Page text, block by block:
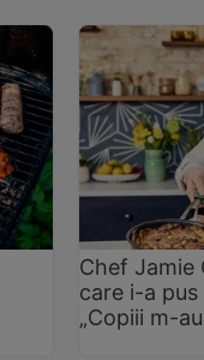
Chef Jamie
care i-a
„Copiii m-